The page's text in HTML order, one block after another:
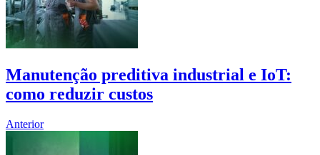
Manutenção preditiva industrial e IoT:
como reduzir custos
Anterior